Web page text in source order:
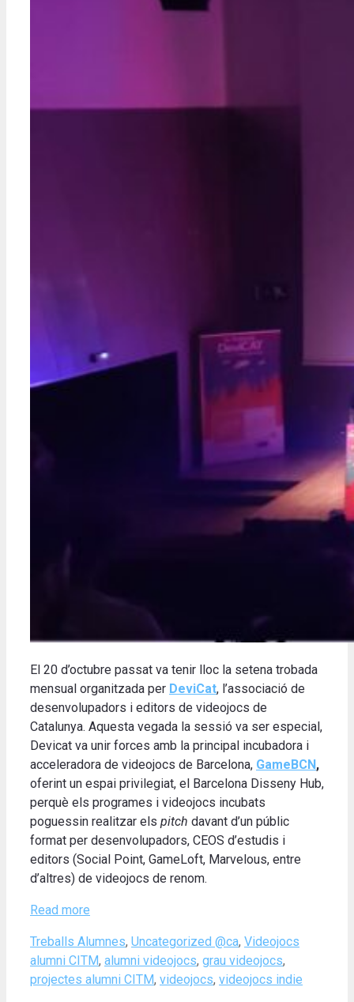
El 20 d’octubre passat va tenir lloc la setena trobada
mensual organitzada per DeviCat, l’associació de
desenvolupadors i editors de videojocs de
Catalunya. Aquesta vegada la sessió va ser especial,
Devicat va unir forces amb la principal incubadora i
acceleradora de videojocs de Barcelona, ​​ GameBCN,
oferint un espai privilegiat, el Barcelona Disseny Hub,
perquè els programes i videojocs incubats
poguessin realitzar els pitch davant d’un públic
format per desenvolupadors, CEOS d’estudis i
editors (Social Point, GameLoft, Marvelous, entre
d’altres) de videojocs de renom.
Read more
Categories
Treballs Alumnes, Uncategorized @ca, Videojocs
alumni CITM, alumni videojocs, grau videojocs,
projectes alumni CITM, videojocs, videojocs indie